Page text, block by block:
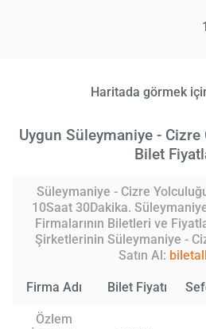
Haritada görmek için
Uygun Süleymaniye -
Bilet
Süleymaniye - Cizre
10Saat 30Dakika.
Firmalarının Biletleri ve
Şirketlerinin Süleymaniye -
Satın Al:
Firma Adı Bilet Fiyatı
Özlem